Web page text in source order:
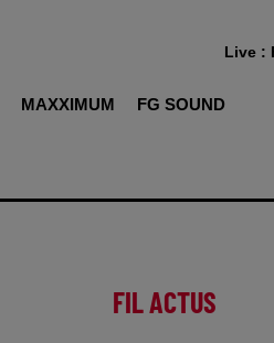
MAXXIMUM FG SOUND
Live :
FIL ACTUS